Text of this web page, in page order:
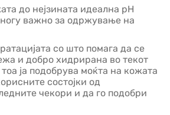
до нејзината идеална pH
важно за одржување на
со што помага да се
и добро хидрирана во текот
ја подобрува моќта на кожата
состојки од
чекори и да го подобри